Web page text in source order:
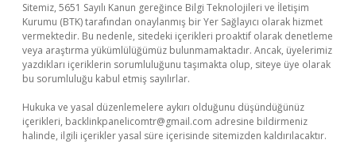
Sitemiz, 5651 Sayılı Kanun gereğince Bilgi Teknolojileri ve İletişim
Kurumu (BTK) tarafından onaylanmış bir Yer Sağlayıcı olarak hizmet
vermektedir. Bu nedenle, sitedeki içerikleri proaktif olarak denetleme
veya araştırma yükümlülüğümüz bulunmamaktadır. Ancak, üyelerimiz
yazdıkları içeriklerin sorumluluğunu taşımakta olup, siteye üye olarak
bu sorumluluğu kabul etmiş sayılırlar.
Hukuka ve yasal düzenlemelere aykırı olduğunu düşündüğünüz
içerikleri, backlinkpanelicomtr@gmail.com adresine bildirmeniz
halinde, ilgili içerikler yasal süre içerisinde sitemizden kaldırılacaktır.